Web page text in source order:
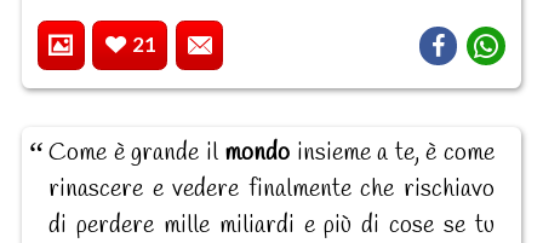
21
Come è grande il mondo insieme a te, è come
rinascere e vedere finalmente che rischiavo
di perdere mille miliardi e più di cose se tu